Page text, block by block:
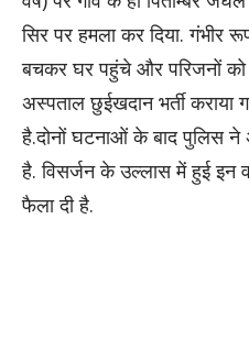
सिर पर हमला कर दिया. गंभीर
बचकर घर पहुंचे और परिजनों को
अस्पताल छुईखदान भर्ती कराया
है.दोनों घटनाओं के बाद पुलिस
है. विसर्जन के उल्लास में हुई इन
फैला दी है.